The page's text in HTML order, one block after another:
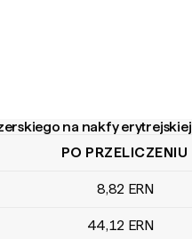
na nakfy erytrejskiej
na nakfy erytrejskiej
PO PRZELICZENIU
8,82 ERN
44,12 ERN